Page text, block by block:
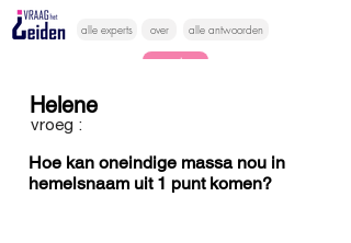
alle experts over alle antwoorden
vragen lessen
Helene
vroeg :
Hoe kan oneindige massa nou in
hemelsnaam uit 1 punt komen?